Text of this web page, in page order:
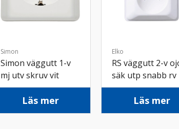
Simon
Simon väggutt 1-v
mj utv skruv vit
Läs mer
Elko
RS väggutt 2-v
säk utp snabb rv
Läs mer